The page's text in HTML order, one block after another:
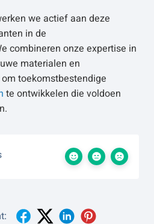
we actief aan deze
in de
combineren onze expertise in
materialen en
toekomstbestendige
te ontwikkelen die voldoen